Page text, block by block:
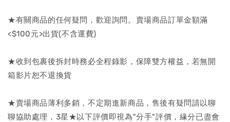
★有關商品的任何疑問，歡迎詢問。賣場商品訂單金額滿
<$100元>出貨(不含運費)
★收到包裹後拆封時務必全程錄影，保障雙方權益，若無開
箱影片恕不退換貨
★賣場商品薄利多銷，不定期進新商品，售後有疑問請以聊
聊協助處理，3星★以下評價即視為"分手"評價，緣分已盡會